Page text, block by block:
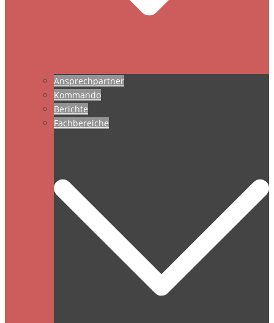
Ansprechpartner
Kommando
Berichte
Fachbereiche